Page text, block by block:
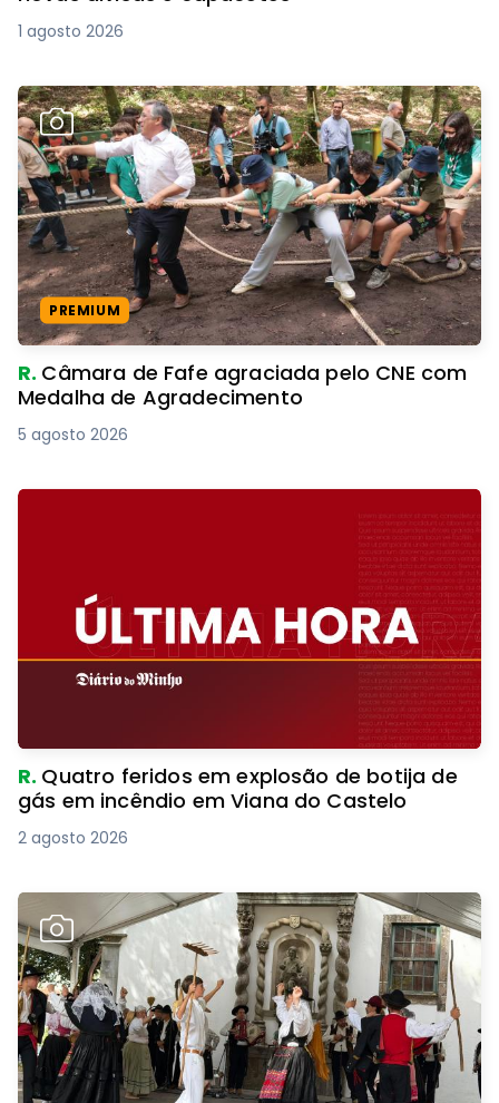
1 agosto 2026
PREMIUM
R. Câmara de Fafe agraciada pelo CNE com
Medalha de Agradecimento
5 agosto 2026
R. Quatro feridos em explosão de botija de
gás em incêndio em Viana do Castelo
2 agosto 2026